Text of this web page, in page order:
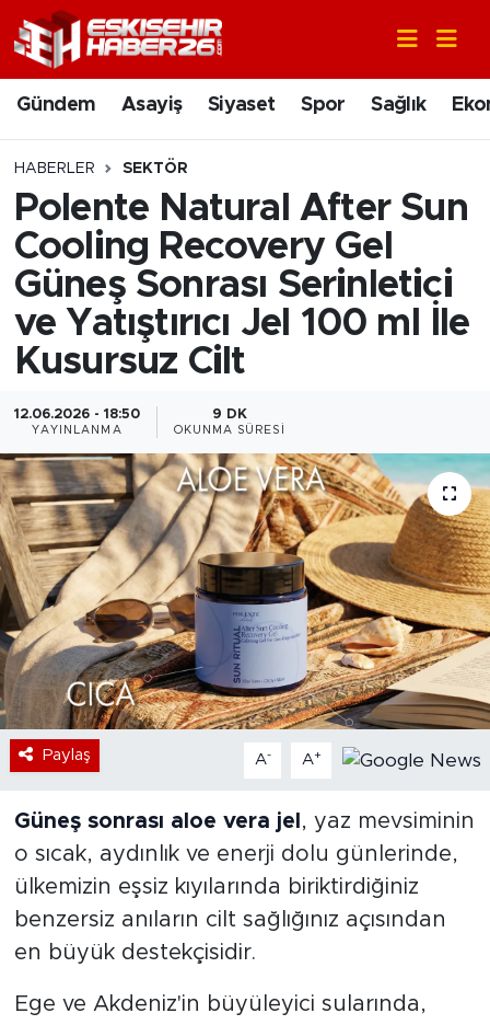
Gündem Asayiş Siyaset Spor Sağlık
HABERLER SEKTÖR
Polente Natural After Sun
Cooling Recovery Gel
Güneş Sonrası Serinletici
ve Yatıştırıcı Jel 100 ml İle
Kusursuz Cilt
12.06.2026 - 18:50
YAYINLANMA
9 DK
OKUNMA SÜRESI
Paylaş A- A+
Güneş sonrası aloe vera jel , yaz mevsiminin
o sıcak, aydınlık ve enerji dolu günlerinde,
ülkemizin eşsiz kıyılarında biriktirdiğiniz
benzersiz anıların cilt sağlığınız açısından
en büyük destekçisidir.
Ege ve Akdeniz'in büyüleyici sularında,
Gündem
Asayiş
Siyaset
Spor
Sağlık
Ekonomi
Eğitim
Sanat
Bölge
Teknoloji
Magazin
Dünya
Sektör
Nöbetçi Eczaneler
Hava Durumu
Trafik Durumu
Süper Lig Puan Durumu ve Fikstür
Tüm Manşetler
Son Dakika Haberleri
Haber Arşivi